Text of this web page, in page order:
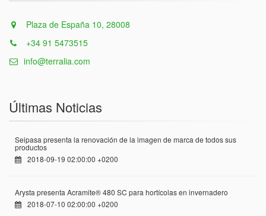
Plaza de España 10, 28008
+34 91 5473515
info@terralia.com
Últimas Noticias
Seipasa presenta la renovación de la imagen de marca de todos sus
productos
2018-09-19 02:00:00 +0200
Arysta presenta Acramite® 480 SC para hortícolas en invernadero
2018-07-10 02:00:00 +0200